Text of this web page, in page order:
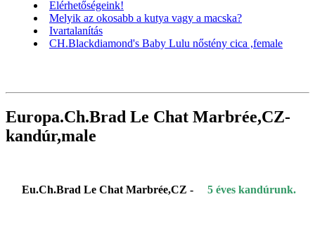
Elérhetőségeink!
Melyik az okosabb a kutya vagy a macska?
Ivartalanítás
CH.Blackdiamond's Baby Lulu nőstény cica ,female
Europa.Ch.Brad Le Chat Marbrée,CZ-
kandúr,male
Eu.Ch.Brad Le Chat Marbrée,CZ - 5 éves kandúrunk.